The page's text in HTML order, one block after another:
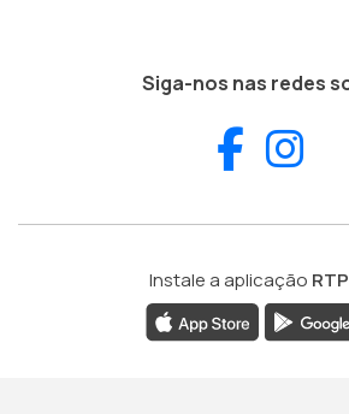
Siga-nos nas redes
Instale a aplicação